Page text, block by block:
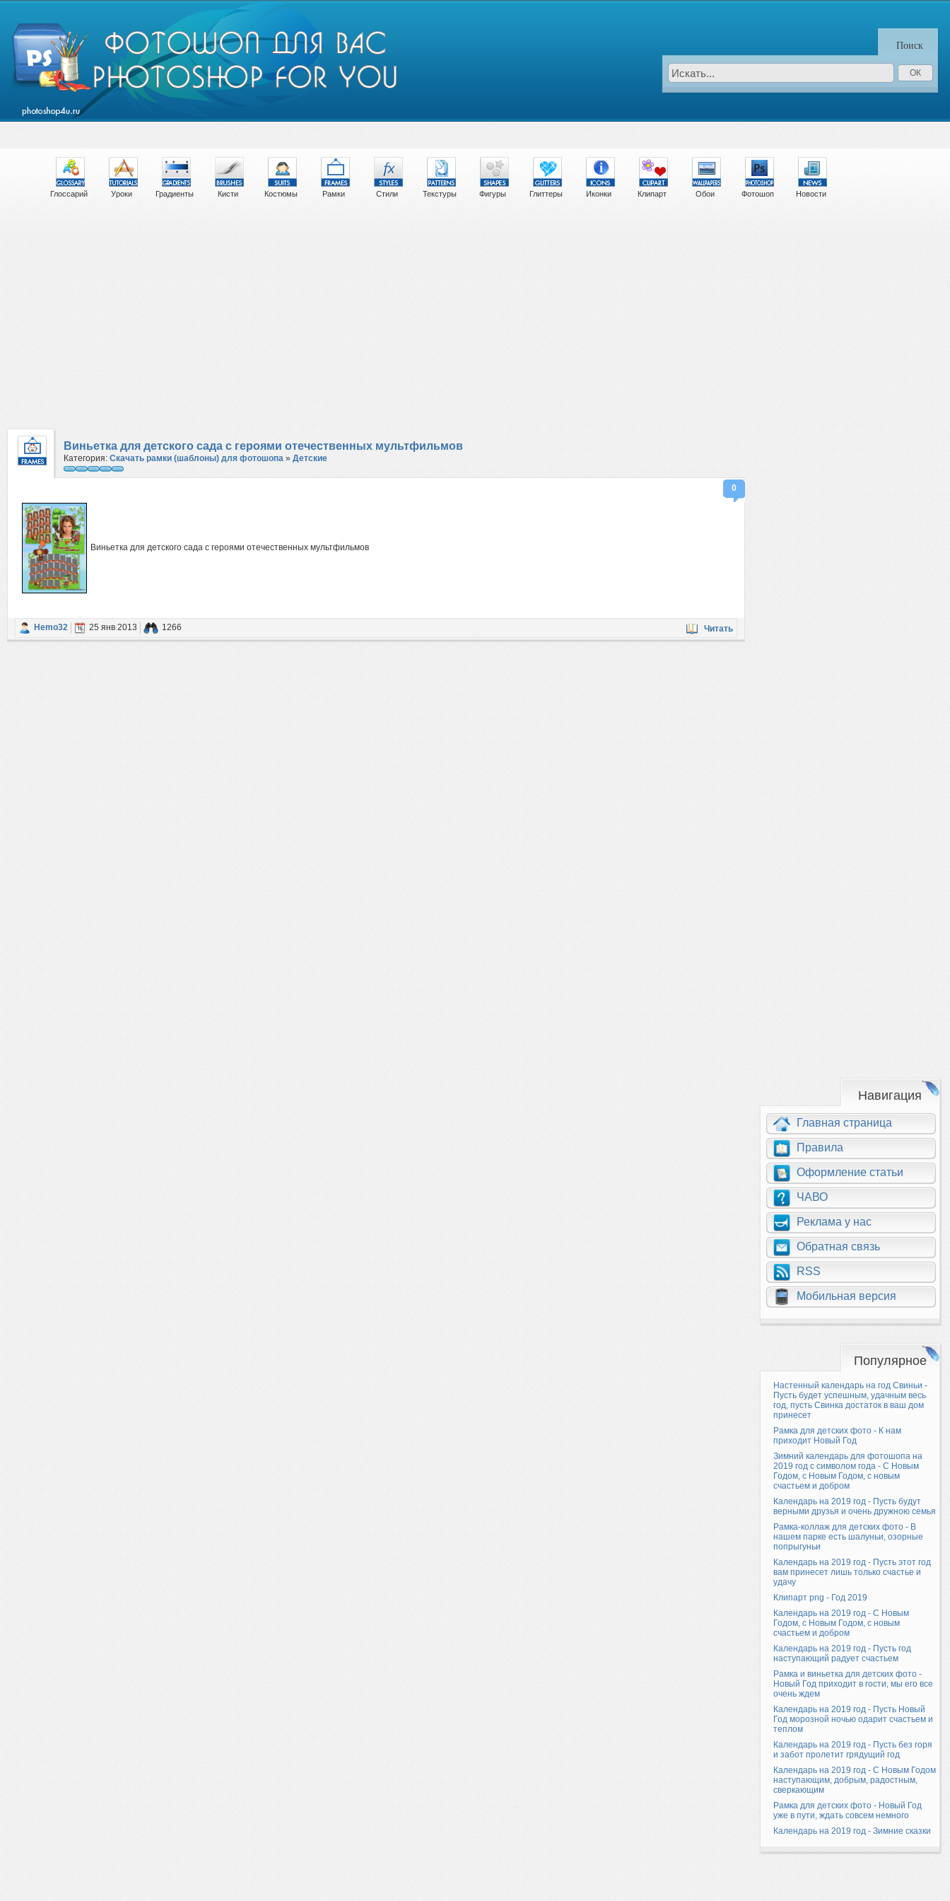
Глоссарий Уроки Градиенты Кисти Костюмы Рамки Стили Текстуры Фигуры Глиттеры Иконки Клипарт Обои Фотошоп Новости
Поиск
Виньетка для детского сада с героями отечественных мультфильмов
Категория: Скачать рамки (шаблоны) для фотошопа » Детские
0
Виньетка для детского сада с героями отечественных мультфильмов
Читать
Hemo32 25 янв 2013 1266
Навигация
Главная страница
Правила
Оформление статьи
ЧАВО
Реклама у нас
Обратная связь
RSS
Мобильная версия
Популярное
Настенный календарь на год Свиньи -
Пусть будет успешным, удачным весь
год, пусть Свинка достаток в ваш дом
принесет
Рамка для детских фото - К нам
приходит Новый Год
Зимний календарь для фотошопа на
2019 год с символом года - С Новым
Годом, с Новым Годом, с новым
счастьем и добром
Календарь на 2019 год - Пусть будут
верными друзья и очень дружною семья
Рамка-коллаж для детских фото - В
нашем парке есть шалуньи, озорные
попрыгуньи
Календарь на 2019 год - Пусть этот год
вам принесет лишь только счастье и
удачу
Клипарт png - Год 2019
Календарь на 2019 год - С Новым
Годом, с Новым Годом, с новым
счастьем и добром
Календарь на 2019 год - Пусть год
наступающий радует счастьем
Рамка и виньетка для детских фото -
Новый Год приходит в гости, мы его все
очень ждем
Календарь на 2019 год - Пусть Новый
Год морозной ночью одарит счастьем и
теплом
Календарь на 2019 год - Пусть без горя
и забот пролетит грядущий год
Календарь на 2019 год - С Новым Годом
наступающим, добрым, радостным,
сверкающим
Рамка для детских фото - Новый Год
уже в пути, ждать совсем немного
Календарь на 2019 год - Зимние сказки